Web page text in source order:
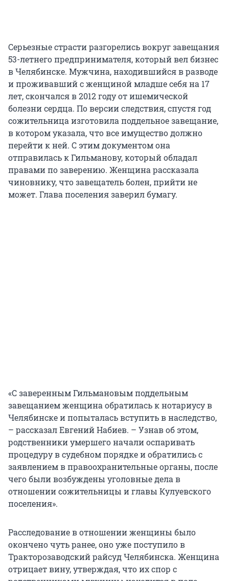
Серьезные страсти разгорелись вокруг завещания
53-летнего предпринимателя, который вел бизнес
в Челябинске. Мужчина, находившийся в разводе
и проживавший с женщиной младше себя на 17
лет, скончался в 2012 году от ишемической
болезни сердца. По версии следствия, спустя год
сожительница изготовила поддельное завещание,
в котором указала, что все имущество должно
перейти к ней. С этим документом она
отправилась к Гильманову, который обладал
правами по заверению. Женщина рассказала
чиновнику, что завещатель болен, прийти не
может. Глава поселения заверил бумагу.
«С заверенным Гильмановым поддельным
завещанием женщина обратилась к нотариусу в
Челябинске и попыталась вступить в наследство,
– рассказал Евгений Набиев. – Узнав об этом,
родственники умершего начали оспаривать
процедуру в судебном порядке и обратились с
заявлением в правоохранительные органы, после
чего были возбуждены уголовные дела в
отношении сожительницы и главы Кулуевского
поселения».
Расследование в отношении женщины было
окончено чуть ранее, оно уже поступило в
Тракторозаводский райсуд Челябинска. Женщина
отрицает вину, утверждая, что их спор с